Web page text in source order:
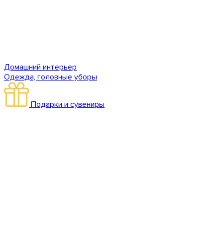
Домашний интерьер
Одежда, головные уборы
Подарки и сувениры